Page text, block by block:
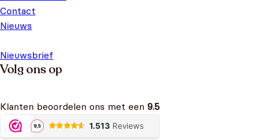
Contact
Nieuws
Nieuwsbrief
Volg ons op
Klanten beoordelen ons met een 9.5